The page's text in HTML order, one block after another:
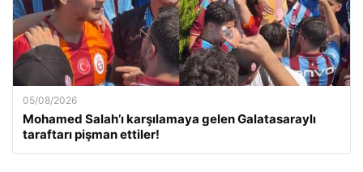
05/08/2026
Mohamed Salah’ı karşılamaya gelen Galatasaraylı
taraftarı pişman ettiler!